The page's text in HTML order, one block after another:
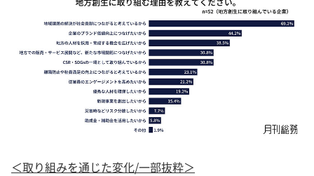
＜取り組みを通じた変化/一部抜粋＞